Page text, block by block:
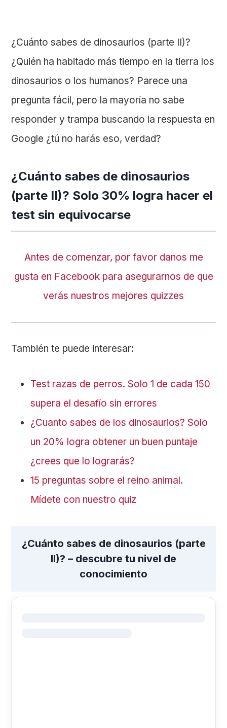
¿Cuánto sabes de dinosaurios (parte II)?
¿Quién ha habitado más tiempo en la tierra los
dinosaurios o los humanos? Parece una
pregunta fácil, pero la mayoría no sabe
responder y trampa buscando la respuesta en
Google ¿tú no harás eso, verdad?
¿Cuánto sabes de dinosaurios
(parte II)? Solo 30% logra hacer el
test sin equivocarse
Antes de comenzar, por favor danos me
gusta en Facebook para asegurarnos de que
verás nuestros mejores quizzes
También te puede interesar:
Test razas de perros. Solo 1 de cada 150
supera el desafío sin errores
¿Cuanto sabes de los dinosaurios? Solo
un 20% logra obtener un buen puntaje
¿crees que lo lograrás?
15 preguntas sobre el reino animal.
Mídete con nuestro quiz
¿Cuánto sabes de dinosaurios (parte
II)? – descubre tu nivel de
conocimiento